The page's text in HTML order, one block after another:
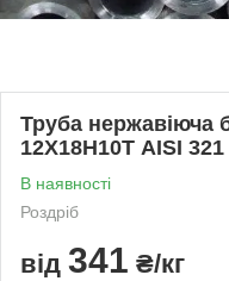
Труба нержавіюча
12Х18Н10Т AISI 321
В наявності
Роздріб
від 341 ₴/кг